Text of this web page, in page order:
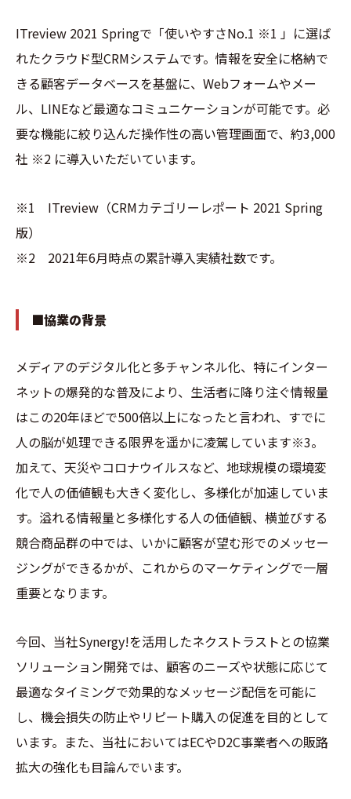
ITreview 2021 Springで「使いやすさNo.1 ※1 」に選ば
れたクラウド型CRMシステムです。情報を安全に格納で
きる顧客データベースを基盤に、Webフォームやメー
ル、LINEなど最適なコミュニケーションが可能です。必
要な機能に絞り込んだ操作性の高い管理画面で、約3,000
社 ※2 に導入いただいています。
※1 ITreview（CRMカテゴリーレポート 2021 Spring
版）
※2 2021年6月時点の累計導入実績社数です。
■協業の背景
メディアのデジタル化と多チャンネル化、特にインター
ネットの爆発的な普及により、生活者に降り注ぐ情報量
はこの20年ほどで500倍以上になったと言われ、すでに
人の脳が処理できる限界を遥かに凌駕しています※3。
加えて、天災やコロナウイルスなど、地球規模の環境変
化で人の価値観も大きく変化し、多様化が加速していま
す。溢れる情報量と多様化する人の価値観、横並びする
競合商品群の中では、いかに顧客が望む形でのメッセー
ジングができるかが、これからのマーケティングで一層
重要となります。
今回、当社Synergy!を活用したネクストラストとの協業
ソリューション開発では、顧客のニーズや状態に応じて
最適なタイミングで効果的なメッセージ配信を可能に
し、機会損失の防止やリピート購入の促進を目的として
います。また、当社においてはECやD2C事業者への販路
拡大の強化も目論んでいます。